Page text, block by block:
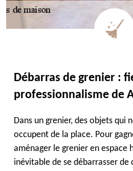
Débarras de grenier :
professionnalisme de
Dans un grenier, des objets qui
occupent de la place. Pour
aménager le grenier en espace
inévitable de se débarrasser de